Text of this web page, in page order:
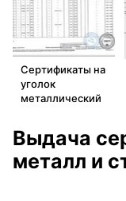
Сертификаты на
уголок
металлический
Выдача
металл и